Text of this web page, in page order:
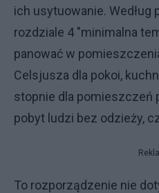
ich usytuowanie.
rozdziale 4 "minimalna
panować w
Celsjusza dla pokoi,
stopnie dla pomieszczeń
pobyt ludzi bez odzieży,
To rozporządzenie nie